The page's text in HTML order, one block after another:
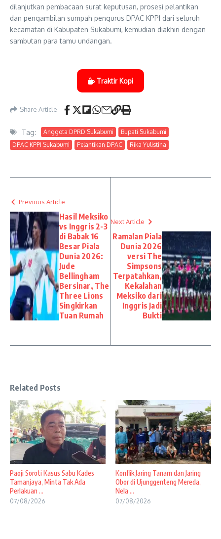
dilanjutkan pembacaan surat keputusan, prosesi pelantikan
dan pengambilan sumpah pengurus DPAC KPPI dari seluruh
kecamatan di Kabupaten Sukabumi, kemudian diakhiri dengan
sambutan para tamu undangan.
Traktir Kopi
Share Article
Tag: Anggota DPRD Sukabumi
Bupati Sukabumi
DPAC KPPI Sukabumi
Pelantikan DPAC Rika Yulistina
Previous Article
Hasil Meksiko
vs Inggris 2-3
di Babak 16
Besar Piala
Dunia 2026:
Jude
Bellingham
Bersinar, The
Three Lions
Singkirkan
Tuan Rumah
Next Article
Ramalan Piala
Dunia 2026
versi The
Simpsons
Terpatahkan,
Kekalahan
Meksiko dari
Inggris Jadi
Bukti
Related Posts
Paoji Soroti Kasus Sabu Kades
Tamanjaya, Minta Tak Ada
Perlakuan ...
07/08/2026
Konflik Jaring Tanam dan Jaring
Obor di Ujunggenteng Mereda,
Nela ...
07/08/2026